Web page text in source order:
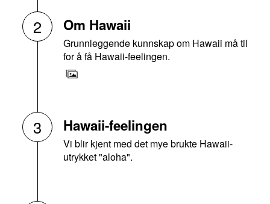
2 Om Hawaii
Grunnleggende kunnskap om Hawaii må til
for å få Hawaii-feelingen.
3 Hawaii-feelingen
Vi blir kjent med det mye brukte Hawaii-
utrykket "aloha".